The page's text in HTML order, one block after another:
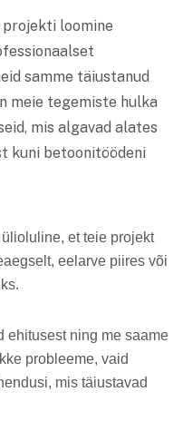
projekti loomine
samme täiustanud
meie tegemiste hulka
mis algavad alates
kuni betoonitöödeni
et teie projekt
eelarve piires või
ehitusest ning me saame
probleeme, vaid
mis täiustavad